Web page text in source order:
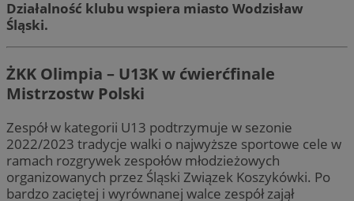
Działalność klubu wspiera miasto Wodzisław
Śląski.
ŻKK Olimpia – U13K w ćwierćfinale
Mistrzostw Polski
Zespół w kategorii U13 podtrzymuje w sezonie
2022/2023 tradycje walki o najwyższe sportowe cele w
ramach rozgrywek zespołów młodzieżowych
organizowanych przez Śląski Związek Koszykówki. Po
bardzo zaciętej i wyrównanej walce zespół zajął